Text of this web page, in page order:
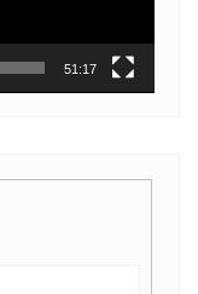
51:17